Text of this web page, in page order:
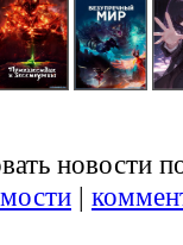
новости
|